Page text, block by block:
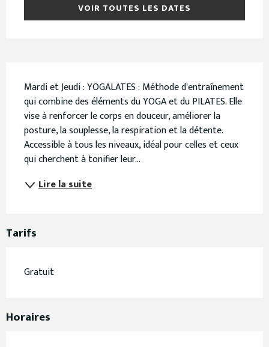
VOIR TOUTES LES DATES
Mardi et Jeudi : YOGALATES : Méthode d'entraînement
qui combine des éléments du YOGA et du PILATES. Elle
vise à renforcer le corps en douceur, améliorer la
posture, la souplesse, la respiration et la détente.
Accessible à tous les niveaux, idéal pour celles et ceux
qui cherchent à tonifier leur...
Lire la suite
Tarifs
Gratuit
Horaires